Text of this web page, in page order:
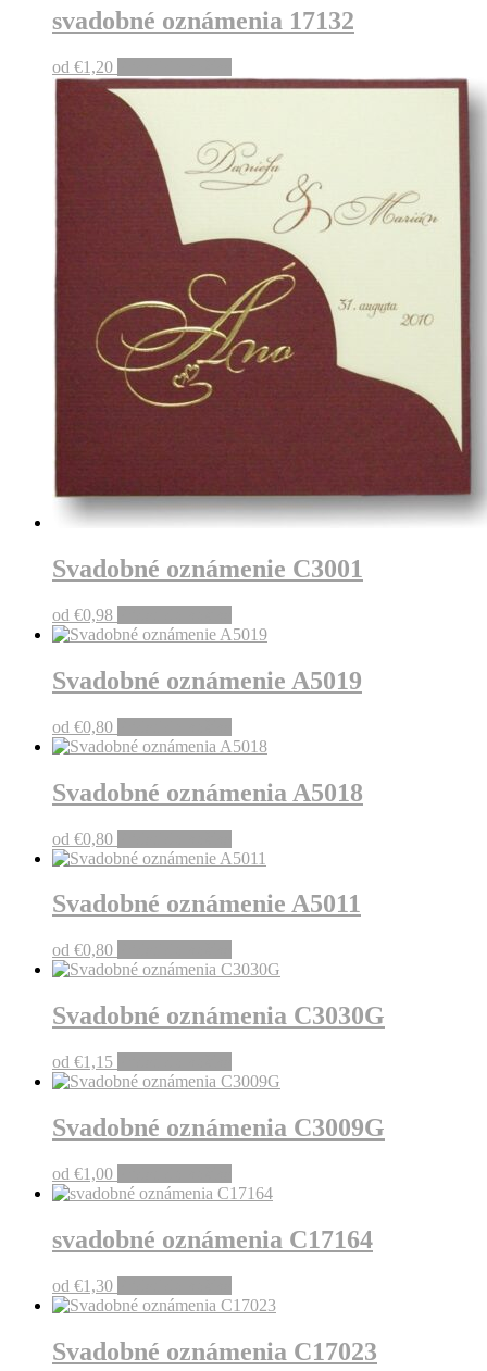
svadobné oznámenia 17132
od €1,20
Svadobné oznámenie C3001
od €0,98
Svadobné oznámenie A5019
od €0,80
Svadobné oznámenia A5018
od €0,80
Svadobné oznámenie A5011
od €0,80
Svadobné oznámenia C3030G
od €1,15
Svadobné oznámenia C3009G
od €1,00
svadobné oznámenia C17164
od €1,30
Svadobné oznámenia C17023